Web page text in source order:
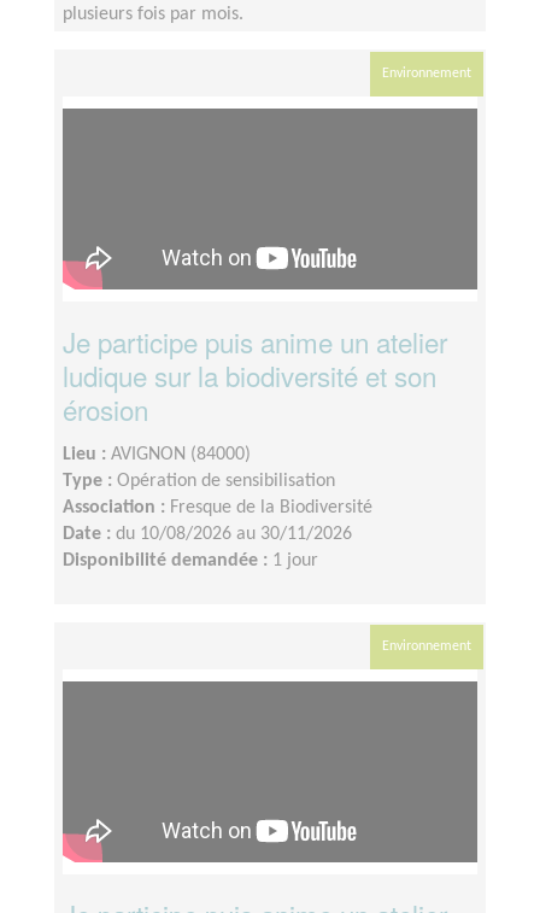
plusieurs fois par mois.
Environnement
Je participe puis anime un atelier
ludique sur la biodiversité et son
érosion
Lieu : AVIGNON (84000)
Type : Opération de sensibilisation
Association : Fresque de la Biodiversité
Date : du 10/08/2026 au 30/11/2026
Disponibilité demandée : 1 jour
Environnement